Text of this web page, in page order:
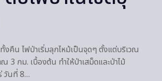
งคืน ไฟป่าเริ่มลุกไหม้เป็นจุดๆ ตั้งแต่บริเวณ
ณ 3 กม. เบื้องต้น ทำให้ป่าเสม็ดและป่าไม้
วันที่ 8…